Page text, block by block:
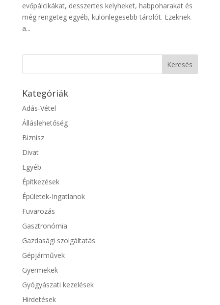
evőpálcikákat, desszertes kelyheket, habpoharakat és
még rengeteg egyéb, különlegesebb tárolót. Ezeknek
a...
Kategóriák
Adás-Vétel
Álláslehetőség
Biznisz
Divat
Egyéb
Építkezések
Épületek-Ingatlanok
Fuvarozás
Gasztronómia
Gazdasági szolgáltatás
Gépjárművek
Gyermekek
Gyógyászati kezelések
Hirdetések